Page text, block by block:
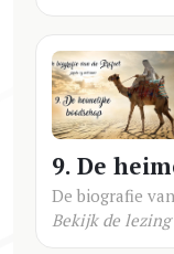
9. De
De biografie
Bekijk de lezing